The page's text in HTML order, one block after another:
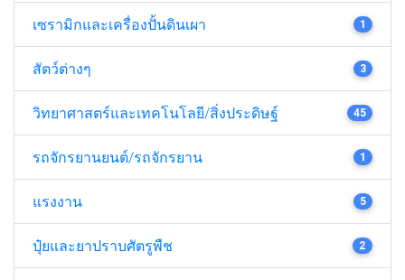
เซรามิกและเครื่องปั้นดินเผา 1
สัตว์ต่างๆ 3
วิทยาศาสตร์และเทคโนโลยี/สิ่งประดิษฐ์ 45
รถจักรยานยนต์/รถจักรยาน 1
แรงงาน 5
ปุ๋ยและยาปราบศัตรูพืช 2